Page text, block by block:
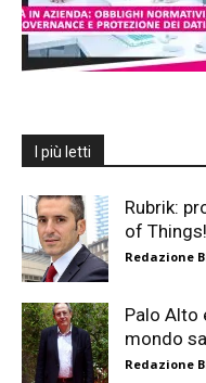
I più letti
Rubrik:
of Things!
Redazione
Palo Alto
mondo
Redazione